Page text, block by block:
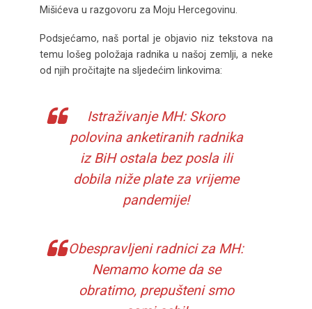
Mišićeva u razgovoru za Moju Hercegovinu.
Podsjećamo, naš portal je objavio niz tekstova na
temu lošeg položaja radnika u našoj zemlji, a neke
od njih pročitajte na sljedećim linkovima:
Istraživanje MH: Skoro
polovina anketiranih radnika
iz BiH ostala bez posla ili
dobila niže plate za vrijeme
pandemije!
Obespravljeni radnici za MH:
Nemamo kome da se
obratimo, prepušteni smo